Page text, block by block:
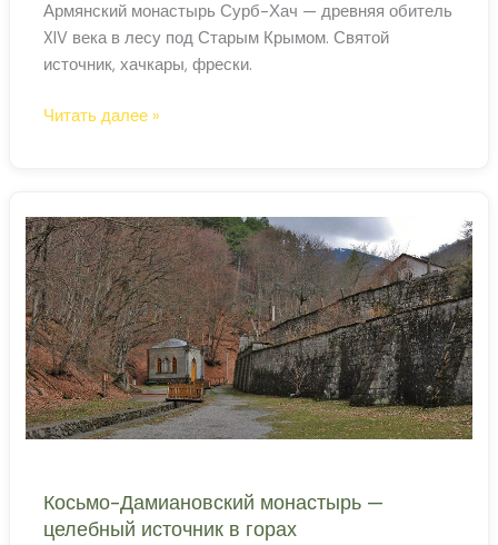
Армянский монастырь Сурб-Хач — древняя обитель
XIV века в лесу под Старым Крымом. Святой
источник, хачкары, фрески.
Армянский
—
древняя
обитель
в
лесу
Читать далее »
Косьмо-Дамиановский монастырь —
целебный источник в горах